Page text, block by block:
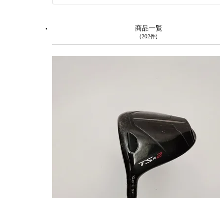
商品一覧
(202件)